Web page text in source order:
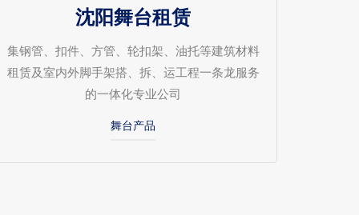
沈阳舞台租赁
集钢管、扣件、方管、轮扣架、油托等建筑材料
租赁及室内外脚手架搭、拆、运工程一条龙服务
的一体化专业公司
舞台产品